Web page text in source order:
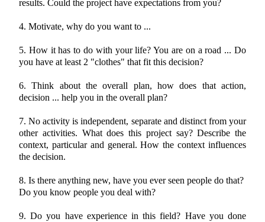
results. Could the project have expectations from you?
4. Motivate, why do you want to ...
5. How it has to do with your life? You are on a road ... Do
you have at least 2 "clothes" that fit this decision?
6. Think about the overall plan, how does that action,
decision ... help you in the overall plan?
7. No activity is independent, separate and distinct from your
other activities. What does this project say? Describe the
context, particular and general. How the context influences
the decision.
8. Is there anything new, have you ever seen people do that?
Do you know people you deal with?
9. Do you have experience in this field? Have you done